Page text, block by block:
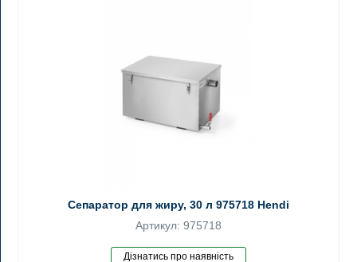
Сепаратор для жиру, 30 л 975718 Hendi
Артикул: 975718